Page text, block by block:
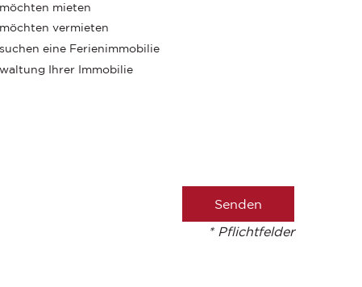
mieten
vermieten
eine Ferienimmobilie
Ihrer Immobilie
* Pflichtfelder